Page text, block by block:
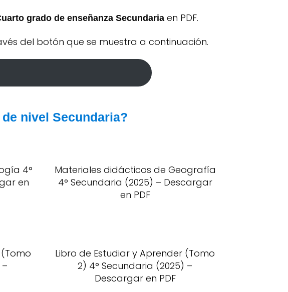
grado de enseñanza Secundaria en PDF.
del botón que se muestra a continuación.
nivel Secundaria?
4°
en
Materiales didácticos de Geografía
4° Secundaria (2025) – Descargar
en PDF
Libro de Estudiar y Aprender (Tomo
2) 4° Secundaria (2025) –
Descargar en PDF